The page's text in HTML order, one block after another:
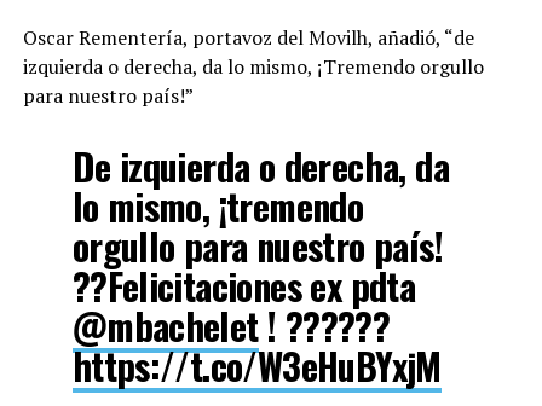
Oscar Rementería, portavoz del Movilh, añadió, “de
izquierda o derecha, da lo mismo, ¡Tremendo orgullo
para nuestro país!”
De izquierda o derecha, da
lo mismo, ¡tremendo
orgullo para nuestro país!
??Felicitaciones ex pdta
@mbachelet! ??????
https://t.co/W3eHuBYxjM